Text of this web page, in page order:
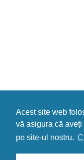
Farmacia
Acest site web
vă asigura că
pe site-ul nostru.